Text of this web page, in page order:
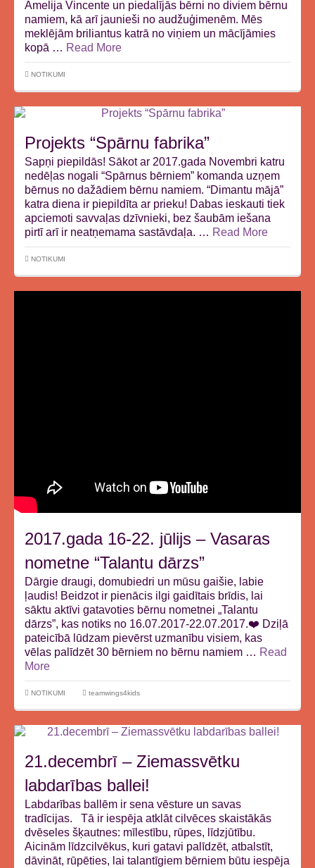
Amelija Vincente un piedalījās bērni no diviem bērnu
namiem, kā arī jaunieši no audžuģimenēm. Mēs
meklējām briliantus katrā no viņiem un mācījāmies
kopā … Read More
NOTIKUMI
Projekts “Spārnu fabrika”
Sapņi piepildās! Sākot ar 2017.gada Novembri katru
nedēļas nogali “Spārnus bērniem” komanda uzņem
bērnus no dažādiem bērnu namiem. “Dimantu mājā”
katra diena ir piepildīta ar prieku! Dabas ieskauti tiek
apciemoti savvaļas dzīvnieki, bez šaubām iešana
pirtī arī ir neatņemama sastāvdaļa. … Read More
NOTIKUMI
2017.gada 16-22. jūlijs – Vasaras
nometne “Talantu dārzs”
Dārgie draugi, domubiedri un mūsu gaišie, labie
ļaudis! Beidzot ir pienācis ilgi gaidītais brīdis, lai
sāktu aktīvi gatavoties bērnu nometnei „Talantu
dārzs”, kas notiks no 16.07.2017-22.07.2017.❤️ Dziļā
pateicībā lūdzam pievērst uzmanību visiem, kas
vēlas palīdzēt 30 bērniem no bērnu namiem … Read
More
NOTIKUMI teamwings4kids
21.decembrī – Ziemassvētku
labdarības ballei!
Labdarības ballēm ir sena vēsture un savas
tradīcijas. Tā ir iespēja atklāt cilvēces skaistākās
dvēseles šķautnes: mīlestību, rūpes, līdzjūtību.
Aicinām līdzcilvēkus, kuri gatavi palīdzēt, atbalstīt,
dāvināt, rūpēties, lai talantīgiem bērniem būtu iespēja